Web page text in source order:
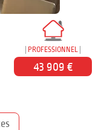
PROFESSIONNEL
43 909 €